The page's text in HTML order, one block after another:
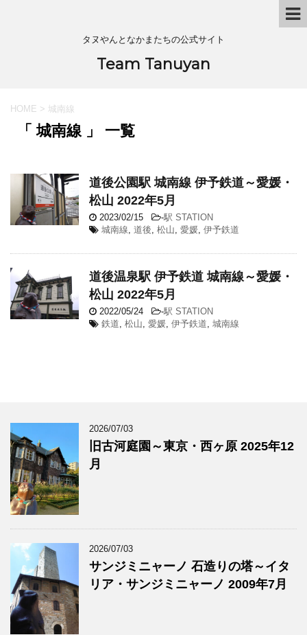
タヌやんとなかまたちの公式サイト
Team Tanuyan
HOME > 城南線
「 城南線 」 一覧
道後公園駅 城南線 伊予鉄道～愛媛・
松山 2022年5月
2023/02/15 -駅 STATION
城南線, 道後, 松山, 愛媛, 伊予鉄道
道後温泉駅 伊予鉄道 城南線～愛媛・
松山 2022年5月
2022/05/24 -駅 STATION
鉄道, 松山, 愛媛, 伊予鉄道, 城南線
2026/07/03
旧古河庭園～東京・西ヶ原 2025年12
月
2026/07/03
サンジミニャーノ 石造りの塔～イタ
リア・サンジミニャーノ 2009年7月